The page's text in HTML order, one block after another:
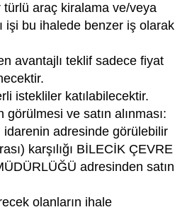
türlü araç kiralama ve/veya
işi bu ihalede benzer iş olarak
avantajlı teklif sadece fiyat
istekliler katılabilecektir.
görülmesi ve satın alınması:
idarenin adresinde görülebilir
karşılığı BİLECİK ÇEVRE
adresinden satın
olanların ihale